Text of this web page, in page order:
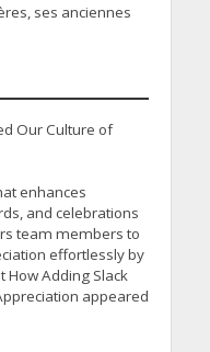
ses anciennes
Our Culture of
enhances
and celebrations
team members to
effortlessly by
How Adding Slack
appeared